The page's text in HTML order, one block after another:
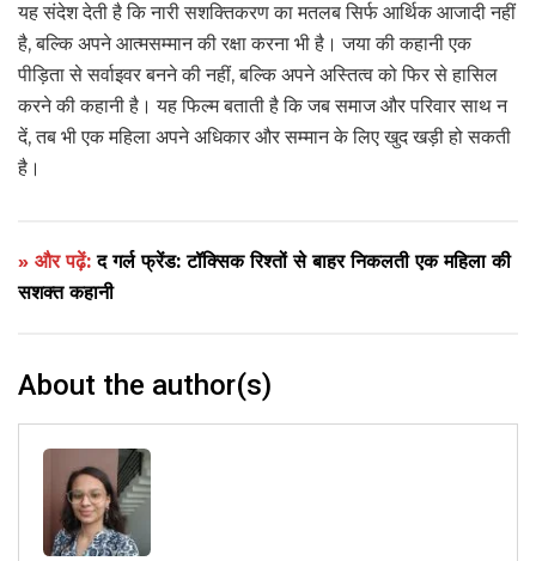
यह संदेश देती है कि नारी सशक्तिकरण का मतलब सिर्फ आर्थिक आजादी नहीं
है, बल्कि अपने आत्मसम्मान की रक्षा करना भी है। जया की कहानी एक
पीड़िता से सर्वाइवर बनने की नहीं, बल्कि अपने अस्तित्व को फिर से हासिल
करने की कहानी है। यह फिल्म बताती है कि जब समाज और परिवार साथ न
दें, तब भी एक महिला अपने अधिकार और सम्मान के लिए खुद खड़ी हो सकती
है।
» और पढ़ें:द गर्ल फ्रेंड: टॉक्सिक रिश्तों से बाहर निकलती एक महिला की
सशक्त कहानी
About the author(s)